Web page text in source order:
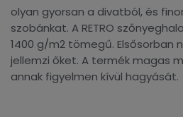
olyan gyorsan a divatból, és
szobánkat. A RETRO
1400 g/m2 tömegű. Elsősorban
jellemzi őket. A termék magas
annak figyelmen kívül hagyását.